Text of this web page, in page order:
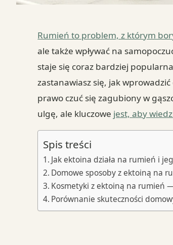
Rumień to problem, z którym
ale także wpływać na
staje się coraz bardziej
zastanawiasz się, jak
prawo czuć się zagubiony w
ulgę, ale kluczowe jest, aby
Spis treści
Jak ektoina działa na rumień i
Domowe sposoby z ektoiną na
Kosmetyki z ektoiną na rumień
Porównanie skuteczności